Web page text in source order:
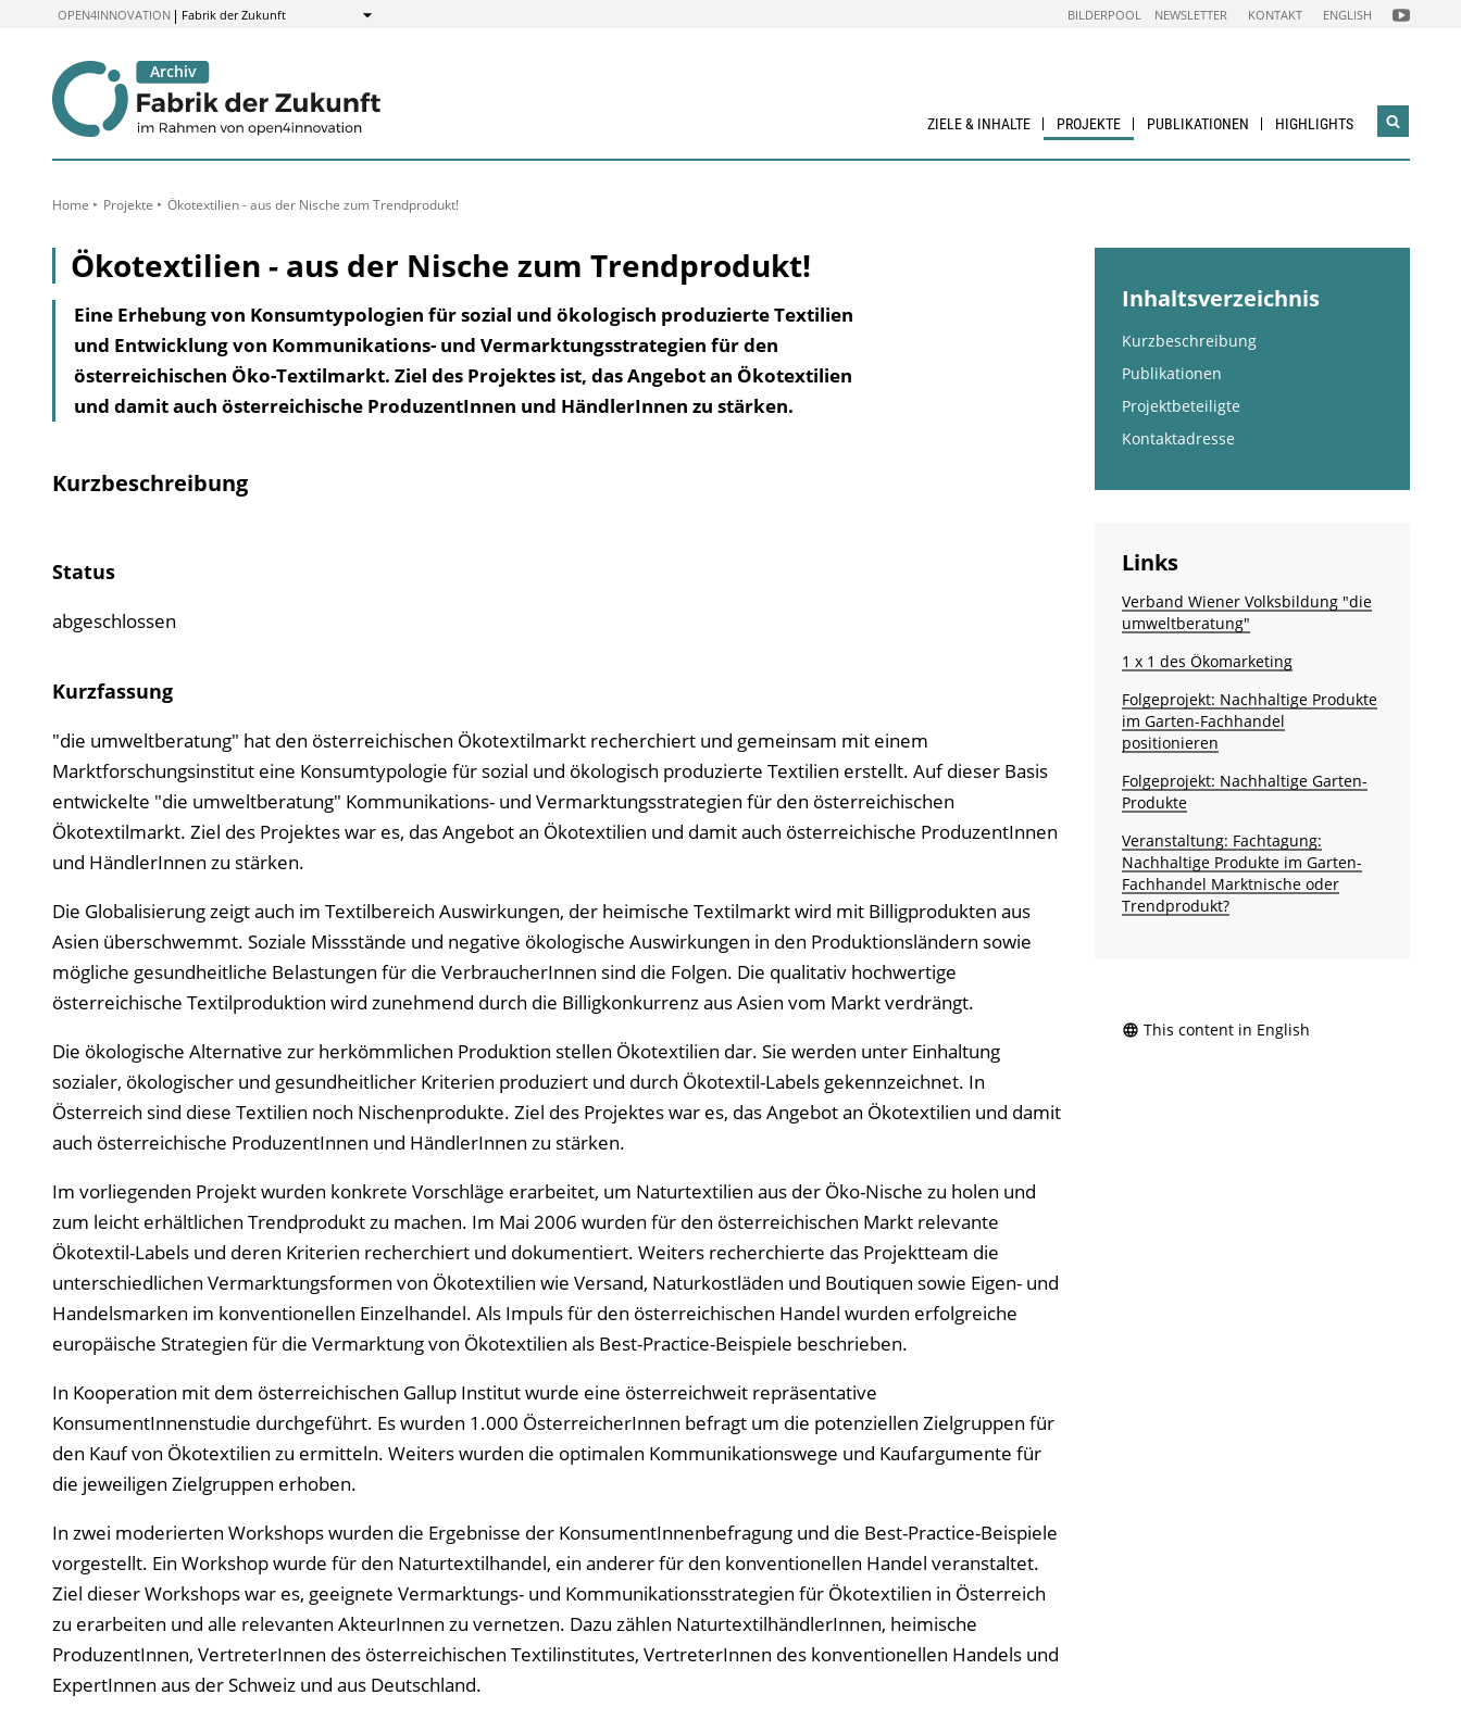
OPEN4INNOVATION Fabrik der Zukunft
Anzeigen
BILDERPOOL NEWSLETTER KONTAKT ENGLISH FOLGEN
SIE
ZIELE & INHALTE PROJEKTE PUBLIKATIONEN HIGHLIGHTS
Home Projekte Ökotextilien - aus der Nische zum Trendprodukt!
Ökotextilien - aus der Nische zum Trendprodukt!
Eine Erhebung von Konsumtypologien für sozial und ökologisch produzierte Textilien
und Entwicklung von Kommunikations- und Vermarktungsstrategien für den
österreichischen Öko-Textilmarkt. Ziel des Projektes ist, das Angebot an Ökotextilien
und damit auch österreichische ProduzentInnen und HändlerInnen zu stärken.
Kurzbeschreibung
Status
abgeschlossen
Kurzfassung
"die umweltberatung" hat den österreichischen Ökotextilmarkt recherchiert und gemeinsam mit einem
Marktforschungsinstitut eine Konsumtypologie für sozial und ökologisch produzierte Textilien erstellt. Auf dieser Basis
entwickelte "die umweltberatung" Kommunikations- und Vermarktungsstrategien für den österreichischen
Ökotextilmarkt. Ziel des Projektes war es, das Angebot an Ökotextilien und damit auch österreichische ProduzentInnen
und HändlerInnen zu stärken.
Die Globalisierung zeigt auch im Textilbereich Auswirkungen, der heimische Textilmarkt wird mit Billigprodukten aus
Asien überschwemmt. Soziale Missstände und negative ökologische Auswirkungen in den Produktionsländern sowie
mögliche gesundheitliche Belastungen für die VerbraucherInnen sind die Folgen. Die qualitativ hochwertige
österreichische Textilproduktion wird zunehmend durch die Billigkonkurrenz aus Asien vom Markt verdrängt.
Die ökologische Alternative zur herkömmlichen Produktion stellen Ökotextilien dar. Sie werden unter Einhaltung
sozialer, ökologischer und gesundheitlicher Kriterien produziert und durch Ökotextil-Labels gekennzeichnet. In
Österreich sind diese Textilien noch Nischenprodukte. Ziel des Projektes war es, das Angebot an Ökotextilien und damit
auch österreichische ProduzentInnen und HändlerInnen zu stärken.
Im vorliegenden Projekt wurden konkrete Vorschläge erarbeitet, um Naturtextilien aus der Öko-Nische zu holen und
zum leicht erhältlichen Trendprodukt zu machen. Im Mai 2006 wurden für den österreichischen Markt relevante
Ökotextil-Labels und deren Kriterien recherchiert und dokumentiert. Weiters recherchierte das Projektteam die
unterschiedlichen Vermarktungsformen von Ökotextilien wie Versand, Naturkostläden und Boutiquen sowie Eigen- und
Handelsmarken im konventionellen Einzelhandel. Als Impuls für den österreichischen Handel wurden erfolgreiche
europäische Strategien für die Vermarktung von Ökotextilien als Best-Practice-Beispiele beschrieben.
In Kooperation mit dem österreichischen Gallup Institut wurde eine österreichweit repräsentative
KonsumentInnenstudie durchgeführt. Es wurden 1.000 ÖsterreicherInnen befragt um die potenziellen Zielgruppen für
den Kauf von Ökotextilien zu ermitteln. Weiters wurden die optimalen Kommunikationswege und Kaufargumente für
die jeweiligen Zielgruppen erhoben.
In zwei moderierten Workshops wurden die Ergebnisse der KonsumentInnenbefragung und die Best-Practice-Beispiele
vorgestellt. Ein Workshop wurde für den Naturtextilhandel, ein anderer für den konventionellen Handel veranstaltet.
Ziel dieser Workshops war es, geeignete Vermarktungs- und Kommunikationsstrategien für Ökotextilien in Österreich
zu erarbeiten und alle relevanten AkteurInnen zu vernetzen. Dazu zählen NaturtextilhändlerInnen, heimische
ProduzentInnen, VertreterInnen des österreichischen Textilinstitutes, VertreterInnen des konventionellen Handels und
ExpertInnen aus der Schweiz und aus Deutschland.
Inhaltsverzeichnis
Kurzbeschreibung
Publikationen
Projektbeteiligte
Kontaktadresse
Links
Verband Wiener Volksbildung "die
umweltberatung"
1 x 1 des Ökomarketing
Folgeprojekt: Nachhaltige Produkte
im Garten-Fachhandel
positionieren
Folgeprojekt: Nachhaltige Garten-
Produkte
Veranstaltung: Fachtagung:
Nachhaltige Produkte im Garten-
Fachhandel Marktnische oder
Trendprodukt?
This content in English